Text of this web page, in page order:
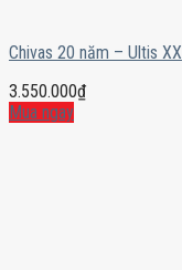
Chivas 20 năm – Ultis XX
3.550.000₫
Mua ngay